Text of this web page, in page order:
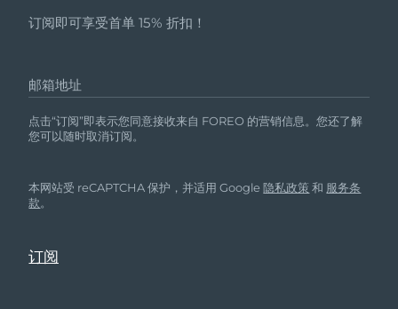
订阅即可享受首单 15% 折扣！
邮箱地址
点击“订阅”即表示您同意接收来自 FOREO 的营销信息。您还了解
您可以随时取消订阅。
本网站受 reCAPTCHA 保护，并适用 Google隐私政策 和 服务条
款。